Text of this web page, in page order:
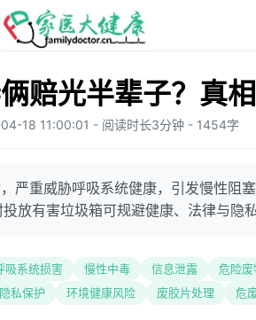
赔光半辈子？真相
18 11:00:01 - 阅读时长3分钟 - 1454字
严重威胁呼吸系统健康，引发慢性阻
放有害垃圾箱可规避健康、法律与隐私
吸系统损害 慢性中毒 信息泄露 危险废
私保护 环境健康风险 废胶片处理 危